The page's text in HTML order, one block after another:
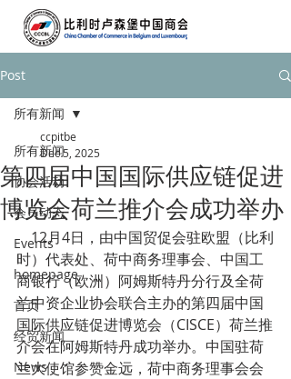
Post
所有新闻
协会活动
会员动态
Events
homepage
首页
经贸新闻
News
所有新闻
第四届中国国际供应链促进
博览会荷兰推介会成功举办
ccpitbe
Dec 5, 2025
    12月4日，由中国贸促会驻欧盟（比利
时）代表处、荷中商务理事会、中国工
商银行（欧洲）阿姆斯特丹分行及全荷
兰中资企业协会联合主办的第四届中国
国际供应链促进博览会（CISCE）荷兰推
介会在阿姆斯特丹成功举办。中国驻荷
兰大使馆参赞金远，荷中商务理事会会